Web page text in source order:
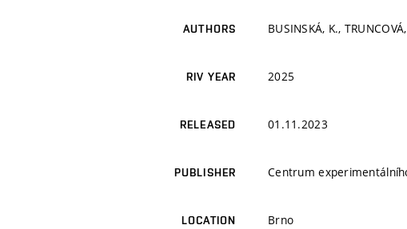
AUTHORS BUSINSKÁ, K.,
RIV YEAR 2025
RELEASED 01.11.2023
PUBLISHER Centrum
LOCATION Brno